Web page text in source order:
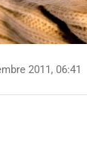
2011, 06:41